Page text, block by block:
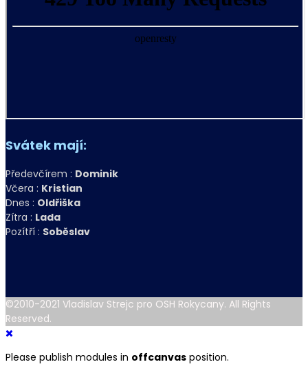
Svátek mají:
Předevčírem : Dominik
Včera : Kristian
Dnes : Oldřiška
Zítra : Lada
Pozítří : Soběslav
©2010-2021 Vladislav Strejc pro OSH Rokycany. All Rights
Reserved.
Please publish modules in offcanvas position.